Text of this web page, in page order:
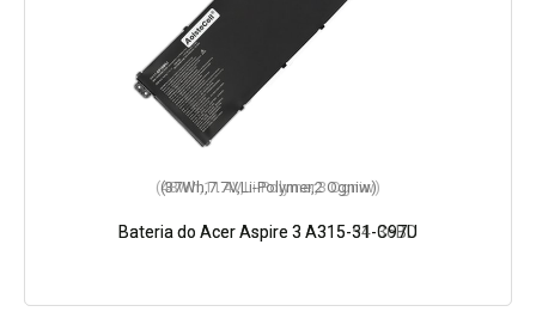
(37Wh,7.7V,Li-Polymer,2 Ogniw)
Bateria do Acer Aspire 3 A315-31-C97U